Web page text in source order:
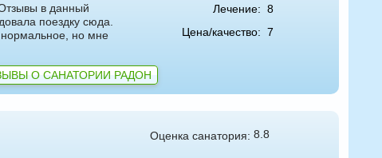
в данный
поездку сюда.
но мне
Лечение: 8
Цена/качество: 7
О САНАТОРИИ РАДОН
Оценка санатория: 8.8